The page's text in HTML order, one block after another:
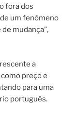
fora dos
um fenómeno
mudança”,
a
preço e
para uma
português.